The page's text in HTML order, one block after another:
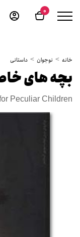
0
خانه نوجوان داستانی
بچه های
Peculiar Children